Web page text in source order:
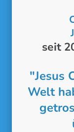
seit
"Jesus
Welt